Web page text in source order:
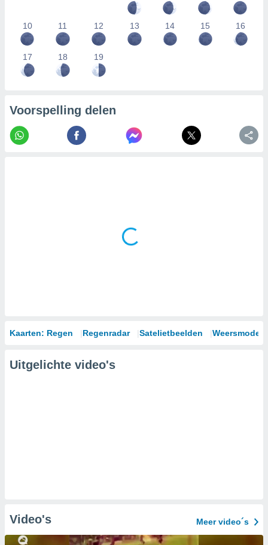
10 11 12 13 14 15 16
17 18 19
Voorspelling delen
Kaarten: Regen Regenradar Satelietbeelden
Uitgelichte video's
Video's Meer video´s